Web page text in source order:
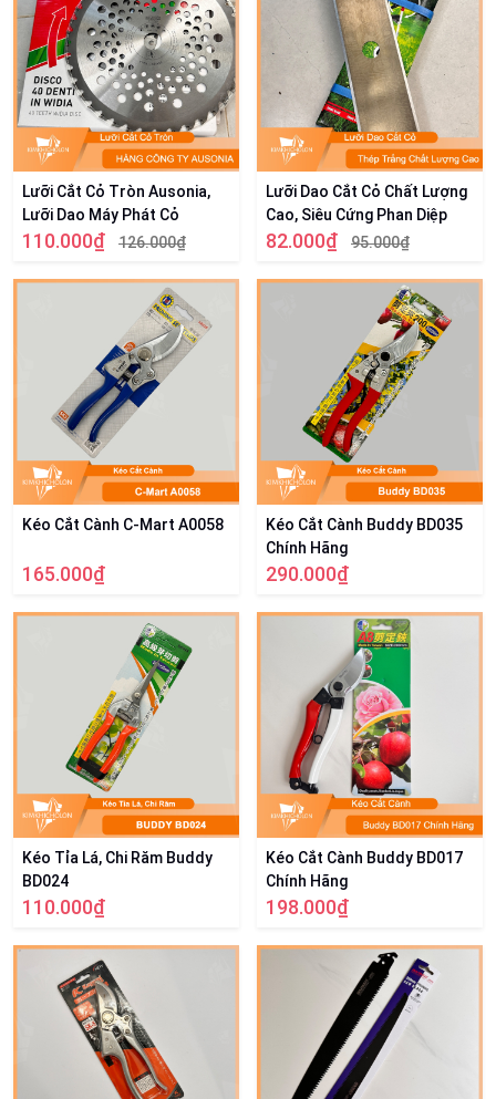
Lưỡi Cắt Cỏ Tròn Ausonia,
Lưỡi Dao Máy Phát Cỏ
110.000₫ 126.000₫
Lưỡi Dao Cắt Cỏ Chất Lượng
Cao, Siêu Cứng Phan Diệp
82.000₫ 95.000₫
Kéo Cắt Cành C-Mart A0058
165.000₫
Kéo Cắt Cành Buddy BD035
Chính Hãng
290.000₫
Kéo Tỉa Lá, Chi Răm Buddy
BD024
110.000₫
Kéo Cắt Cành Buddy BD017
Chính Hãng
198.000₫